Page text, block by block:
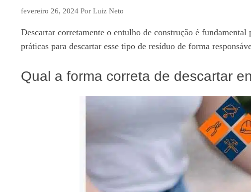
fevereiro 26, 2024 Por Luiz Neto
Descartar corretamente o entulho de construção é
práticas para descartar esse tipo de resíduo de forma
Qual a forma correta de descartar